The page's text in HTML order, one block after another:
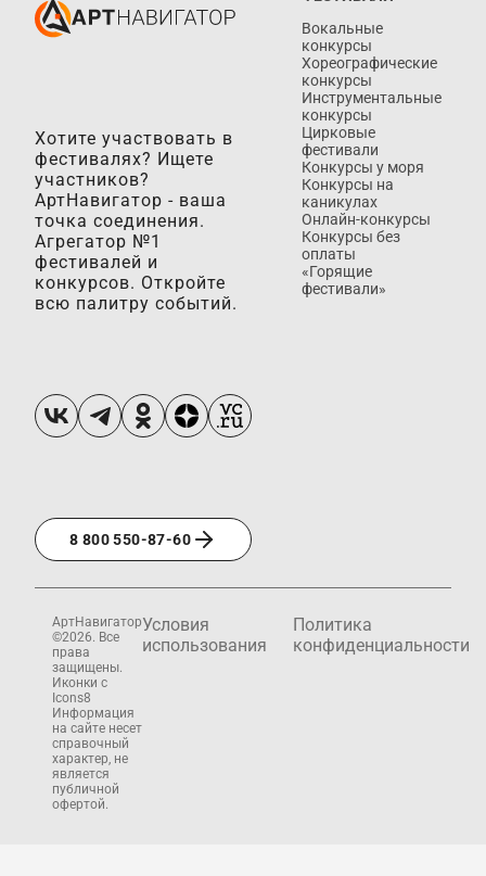
Хотите участвовать в
фестивалях? Ищете
участников?
АртНавигатор - ваша
точка соединения.
Агрегатор №1
фестивалей и
конкурсов. Откройте
всю палитру событий.
8 800 550-87-60
Вокальные
конкурсы
Хореографические
конкурсы
Инструментальные
конкурсы
Цирковые
фестивали
Конкурсы у моря
Конкурсы на
каникулах
Онлайн-конкурсы
Конкурсы без
оплаты
«Горящие
фестивали»
АртНавигатор
©2026. Все
права
защищены.
Иконки с
Icons8
Информация
на сайте несет
справочный
характер, не
является
публичной
офертой.
Условия
использования
Политика
конфиденциальности